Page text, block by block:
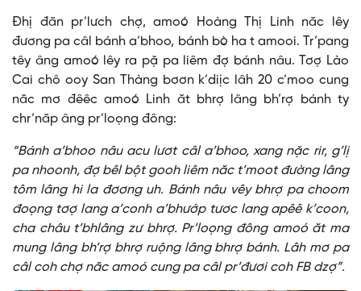
Đhị đăn pr’lưch chợ, amoó Hoàng Thị Linh năc lêy
đương pa câl bánh a’bhoo, bánh bò ha t amooi. Tr’pang
têy âng amoó lêy ra pặ pa liêm đợ bánh nâu. Tơợ Lào
Cai chô ooy San Thàng bơơn k’diịc lâh 20 c’moo cung
năc mơ đêêc amoó Linh ăt bhrợ lâng bh’rợ bánh ty
chr’năp âng pr’loọng đông:
“Bánh a’bhoo nâu acu lươt câl a’bhoo, xang nặc rir, g’lị
pa nhoonh, đợ bêl bột gooh liêm năc t’moot đường lâng
tôm lâng hi la đơơng uh. Bánh nâu vêy bhrợ pa choom
đoọng tơợ lang a’conh a’bhướp tươc lang apêê k’coon,
cha châu t’bhlâng zư bhrợ. Pr’loọng đông amoó ăt ma
mung lâng bh’rợ bhrợ ruộng lâng bhrợ bánh. Lâh mơ pa
câl coh chợ năc amoó cung pa câl pr’đươi coh FB dzợ”.